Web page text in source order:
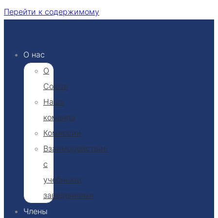
Перейти к содержимому
О нас
О
Союзе
Наша
команда
Комиссии
Взаимодействие
с
учебными
заведениями
Члены